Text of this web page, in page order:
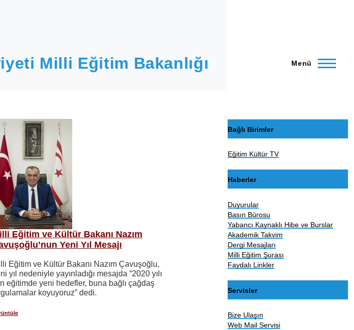
Milli Eğitim Bakanlığı Menü
Eğitim ve Kültür Bakanı Nazım
Yeni Yıl Mesajı
Eğitim ve Kültür Bakanı Nazım Çavuşoğlu,
yıl nedeniyle yayınladığı mesajda “2020 yılı
eğitimde yeni hedefler, buna bağlı çağdaş
koyuyoruz” dedi.
Bağlı Birimler
Eğitim Kültür TV
Haberler
Duyurular
Basın Bürosu
Yabancı Kaynaklı Hibe ve Burslar
Akademik Takvim
Dergi Mesajları
Milli Eğitim Şurası
Faydalı Linkler
Servisler
Bize Ulaşın
Web Mail Servisi